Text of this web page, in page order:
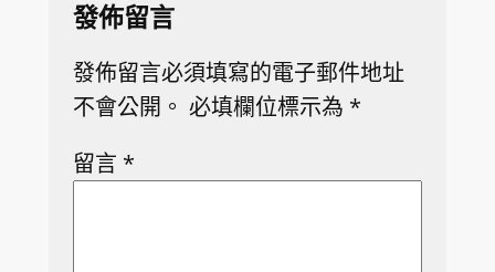
發佈留言
發佈留言必須填寫的電子郵件地址
不會公開。 必填欄位標示為 *
留言 *